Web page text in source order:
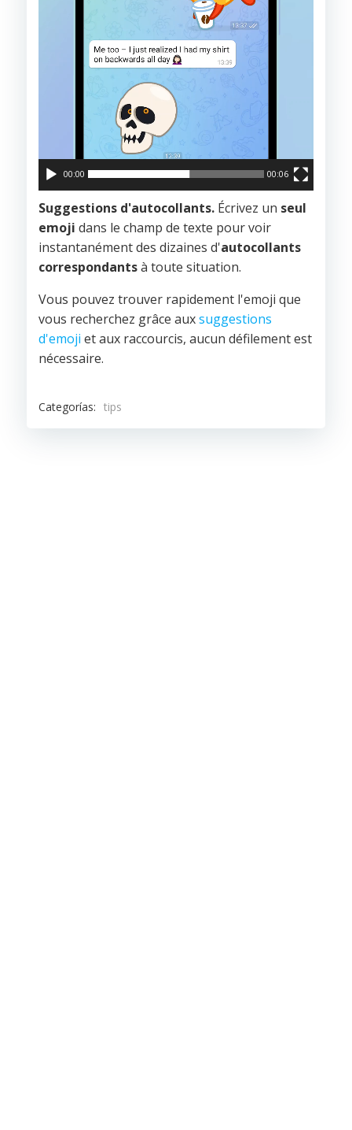
00:00 00:06
Suggestions d'autocollants. Écrivez un seul
emoji dans le champ de texte pour voir
instantanément des dizaines d'autocollants
correspondantsà toute situation.
Vous pouvez trouver rapidement l'emoji que
vous recherchez grâce auxsuggestions
d'emoji et aux raccourcis, aucun défilement est
nécessaire.
Categorías: tips